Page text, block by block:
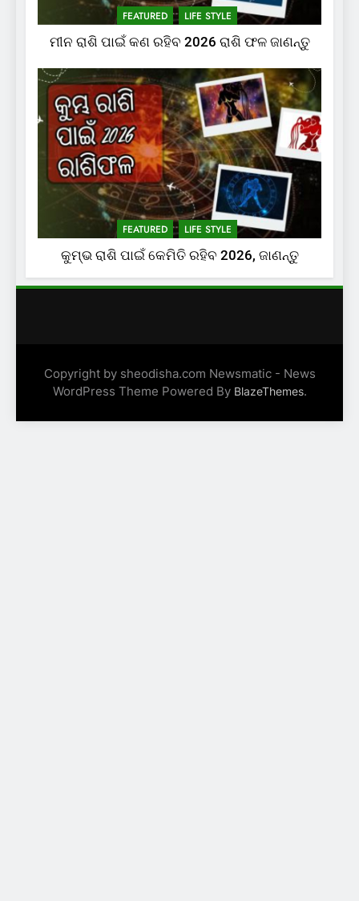
FEATURED LIFE STYLE
ମୀନ ରାଶି ପାଇଁ କଣ ରହିବ 2026 ରାଶି ଫଳ ଜାଣନ୍ତୁ
FEATURED LIFE STYLE
କୁମ୍ଭ ରାଶି ପାଇଁ କେମିତି ରହିବ 2026, ଜାଣନ୍ତୁ
Copyright by sheodisha.com Newsmatic - News
WordPress Theme Powered By BlazeThemes.